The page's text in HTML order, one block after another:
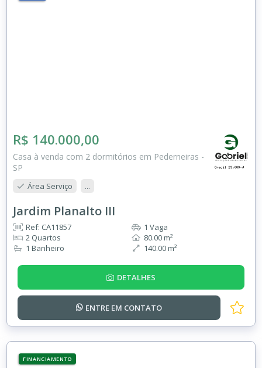
R$ 140.000,00
Casa à venda com 2 dormitórios em Pederneiras -
SP
Área Serviço ...
Jardim Planalto III
Ref: CA11857
2 Quartos
1 Banheiro
1 Vaga
80.00 m²
140.00 m²
DETALHES
ENTRE EM CONTATO
FINANCIAMENTO